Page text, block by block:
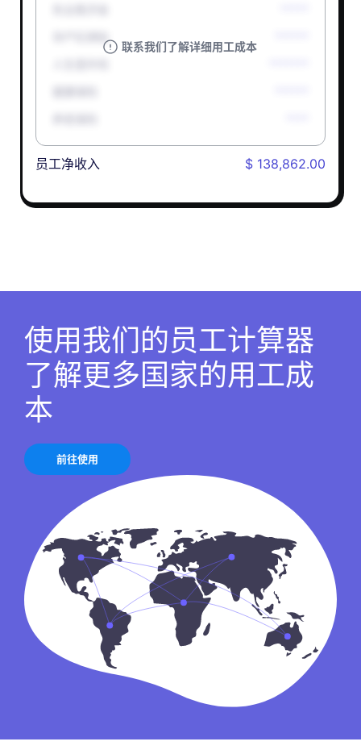
联系我们了解详细用工成本
孕产妇津贴
员工净收入 $ 138,862.00
使用我们的员工计算器
了解更多国家的用工成
本
前往使用